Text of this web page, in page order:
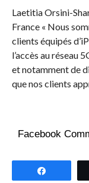
Laetitia Orsini-
France « Nous
clients équipés
l’accès au réseau
et notamment de
que nos clients
Facebook